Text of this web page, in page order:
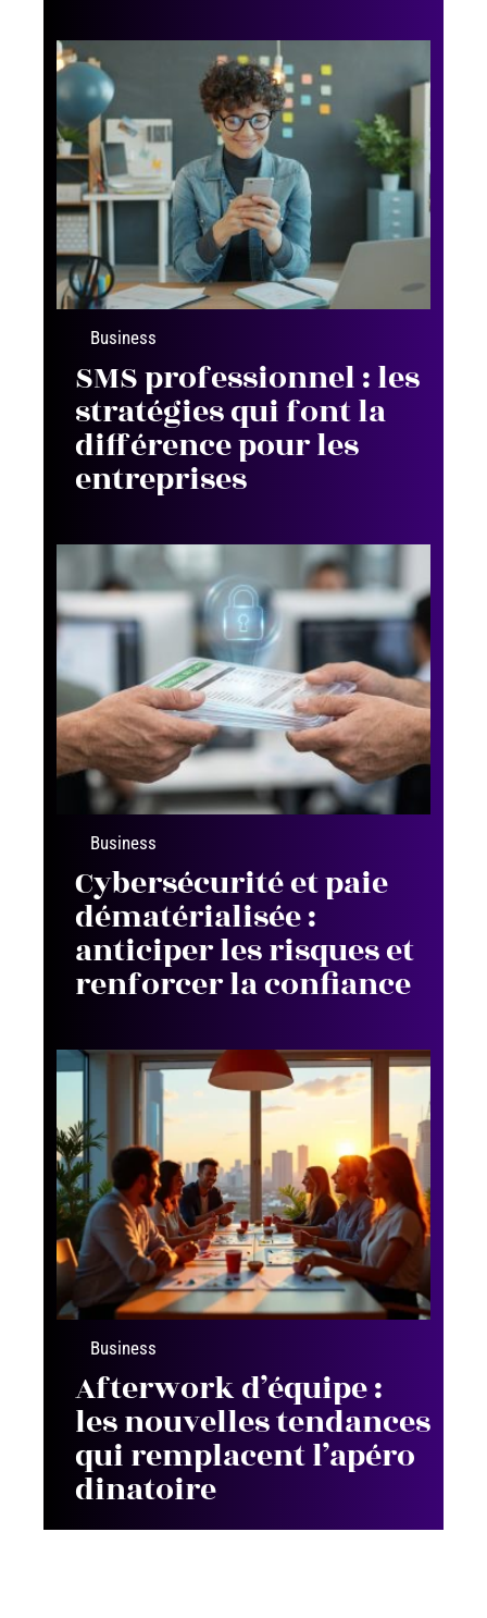
Business
SMS professionnel : les
stratégies qui font la
différence pour les
entreprises
Business
Cybersécurité et paie
dématérialisée :
anticiper les risques et
renforcer la confiance
Business
Afterwork d’équipe :
les nouvelles tendances
qui remplacent l’apéro
dinatoire